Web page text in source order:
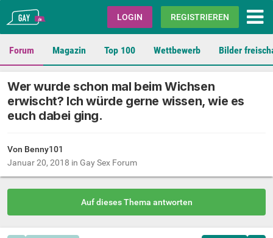
Gay.de LOGIN REGISTRIEREN
Forum Magazin Top 100 Wettbewerb Bilder
Wer wurde schon mal beim Wichsen
erwischt? Ich würde gerne wissen, wie es
euch dabei ging.
Von Benny101
Januar 20, 2018 in Gay Sex Forum
Auf dieses Thema antworten